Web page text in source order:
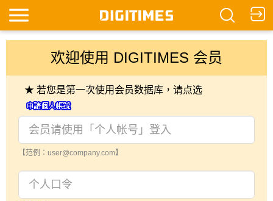
欢迎使用 DIGITIMES 会员
★ 若您是第一次使用会员数据库，请点选
【范例：user@company.com】